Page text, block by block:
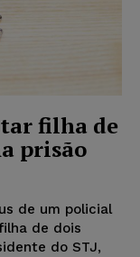
filha de
prisão
de um policial
de dois
do STJ,